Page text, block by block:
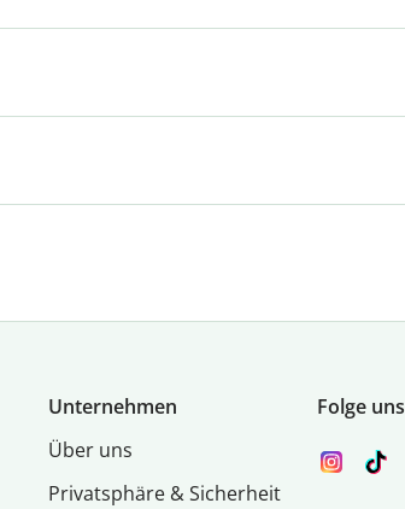
Unternehmen
Über uns
Privatsphäre & Sicherheit
Folge uns